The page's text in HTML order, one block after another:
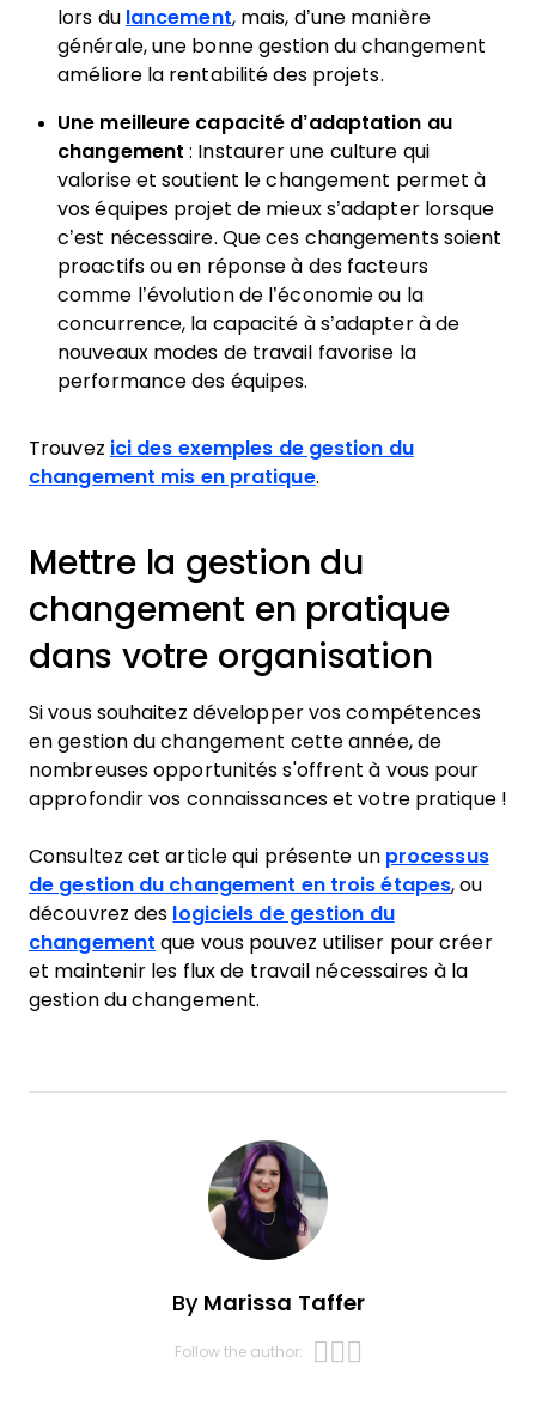
lors du lancement, mais, d’une manière
générale, une bonne gestion du changement
améliore la rentabilité des projets.
Une meilleure capacité d’adaptation au
changement : Instaurer une culture qui
valorise et soutient le changement permet à
vos équipes projet de mieux s’adapter lorsque
c’est nécessaire. Que ces changements soient
proactifs ou en réponse à des facteurs
comme l’évolution de l’économie ou la
concurrence, la capacité à s’adapter à de
nouveaux modes de travail favorise la
performance des équipes.
Trouvez ici des exemples de gestion du
changement mis en pratique.
Mettre la gestion du
changement en pratique
dans votre organisation
Si vous souhaitez développer vos compétences
en gestion du changement cette année, de
nombreuses opportunités s'offrent à vous pour
approfondir vos connaissances et votre pratique !
Consultez cet article qui présente un processus
de gestion du changement en trois étapes, ou
découvrez des logiciels de gestion du
changement que vous pouvez utiliser pour créer
et maintenir les flux de travail nécessaires à la
gestion du changement.
By Marissa Taffer
Follow the author: Opens new
Opens new